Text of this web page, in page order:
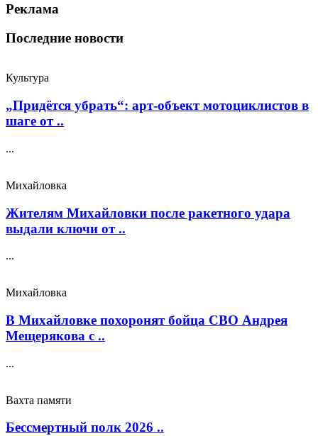
Реклама
Последние новости
Культура
„Придётся убрать“: арт‑объект мотоциклистов в
шаге от ..
...
Михайловка
Жителям Михайловки после ракетного удара
выдали ключи от ..
...
Михайловка
В Михайловке похоронят бойца СВО Андрея
Мещерякова с ..
...
Вахта памяти
Бессмертный полк 2026 ..